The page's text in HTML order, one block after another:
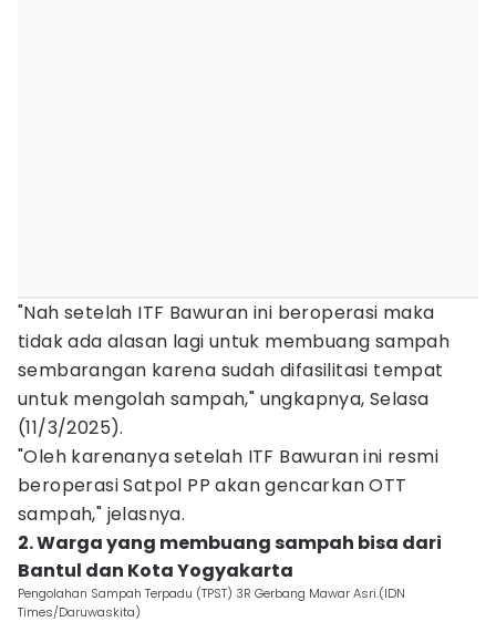
"Nah setelah ITF Bawuran ini beroperasi maka
tidak ada alasan lagi untuk membuang sampah
sembarangan karena sudah difasilitasi tempat
untuk mengolah sampah," ungkapnya, Selasa
(11/3/2025).
"Oleh karenanya setelah ITF Bawuran ini resmi
beroperasi Satpol PP akan gencarkan OTT
sampah," jelasnya.
2. Warga yang membuang sampah bisa dari
Bantul dan Kota Yogyakarta
Pengolahan Sampah Terpadu (TPST) 3R Gerbang Mawar Asri.(IDN
Times/Daruwaskita)